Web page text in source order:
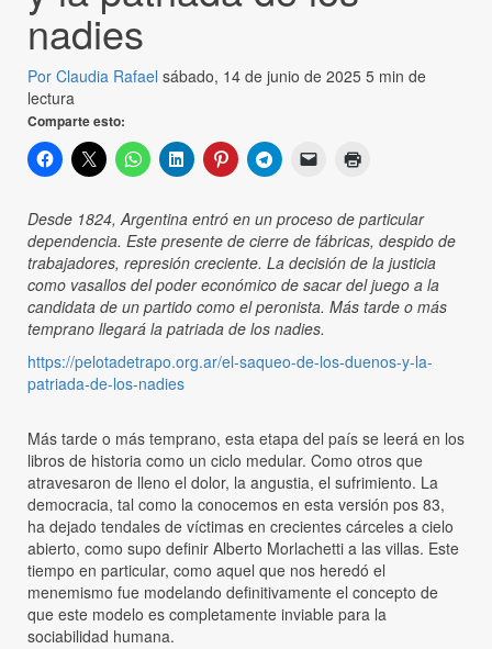
nadies
Por Claudia Rafael sábado, 14 de junio de 2025 5 min de
lectura
Comparte esto:
Desde 1824, Argentina entró en un proceso de particular
dependencia. Este presente de cierre de fábricas, despido de
trabajadores, represión creciente. La decisión de la justicia
como vasallos del poder económico de sacar del juego a la
candidata de un partido como el peronista. Más tarde o más
temprano llegará la patriada de los nadies.
https://pelotadetrapo.org.ar/el-saqueo-de-los-duenos-y-la-
patriada-de-los-nadies
Más tarde o más temprano, esta etapa del país se leerá en los
libros de historia como un ciclo medular. Como otros que
atravesaron de lleno el dolor, la angustia, el sufrimiento. La
democracia, tal como la conocemos en esta versión pos 83,
ha dejado tendales de víctimas en crecientes cárceles a cielo
abierto, como supo definir Alberto Morlachetti a las villas. Este
tiempo en particular, como aquel que nos heredó el
menemismo fue modelando definitivamente el concepto de
que este modelo es completamente inviable para la
sociabilidad humana.